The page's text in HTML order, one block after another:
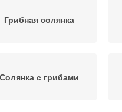
Грибная солянка
Солянка с грибами